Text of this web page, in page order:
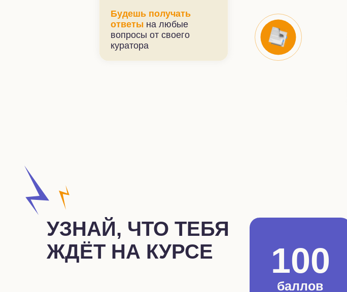
Будешь получать
ответы на любые
вопросы от своего
куратора
УЗНАЙ, ЧТО ТЕБЯ
ЖДЁТ НА КУРСЕ
баллов
100